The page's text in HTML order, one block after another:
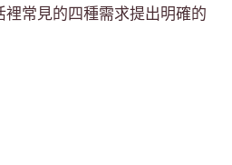
常見的四種需求提出明確的